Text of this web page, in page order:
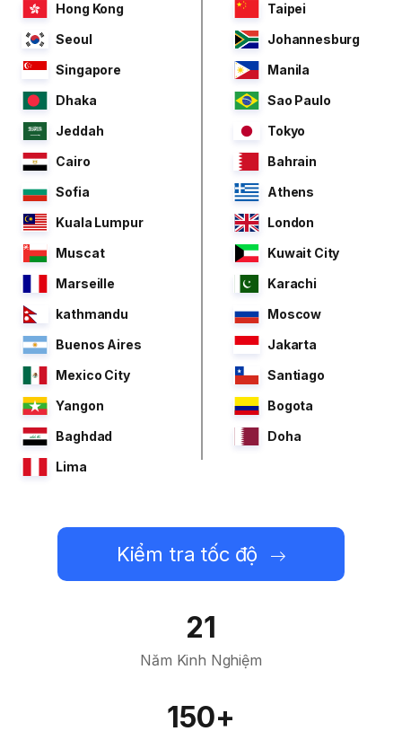
Hong Kong
Taipei
Seoul
Johannesburg
Singapore
Manila
Dhaka
Sao Paulo
Jeddah
Tokyo
Cairo
Bahrain
Sofia
Athens
Kuala Lumpur
London
Muscat
Kuwait City
Marseille
Karachi
kathmandu
Moscow
Buenos Aires
Jakarta
Mexico City
Santiago
Yangon
Bogota
Baghdad
Doha
Lima
Kiểm tra tốc độ
21
Năm Kinh Nghiệm
150+